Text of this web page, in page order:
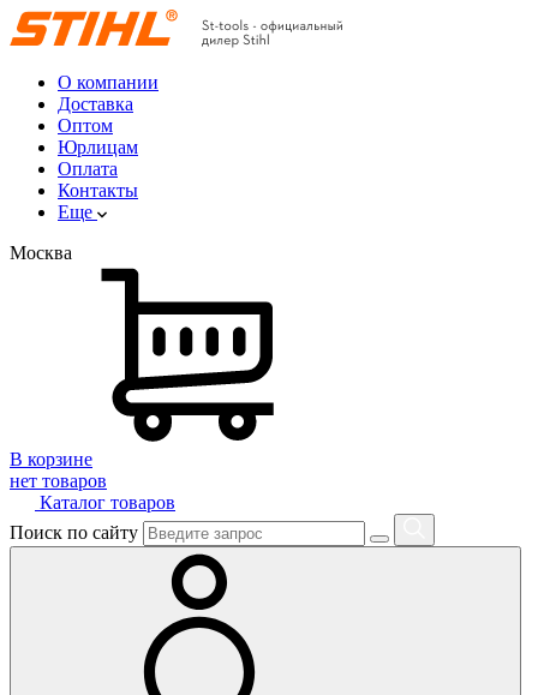
О компании
Доставка
Оптом
Юрлицам
Оплата
Контакты
Еще
Москва
В корзине
нет товаров
Каталог товаров
Поиск по сайту